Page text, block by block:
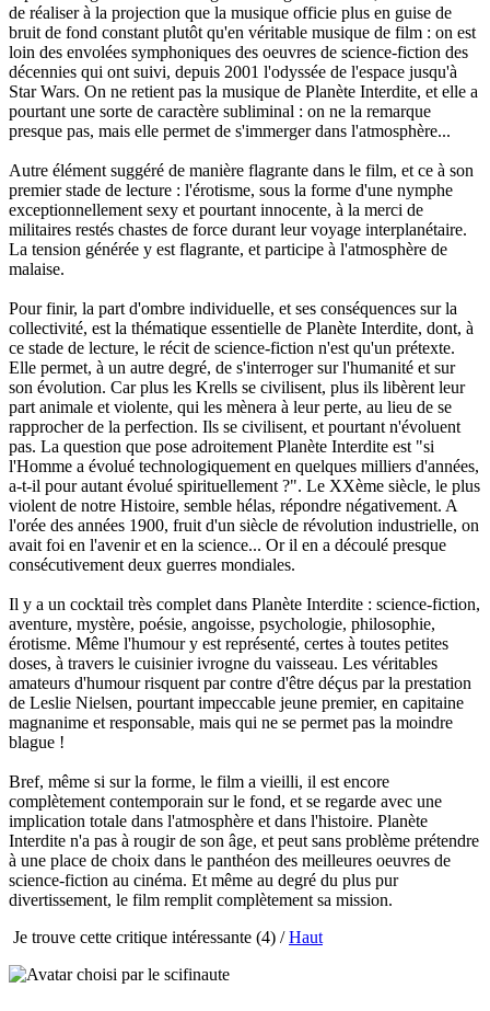
de réaliser à la projection que la musique officie plus en guise de
bruit de fond constant plutôt qu'en véritable musique de film : on est
loin des envolées symphoniques des oeuvres de science-fiction des
décennies qui ont suivi, depuis 2001 l'odyssée de l'espace jusqu'à
Star Wars. On ne retient pas la musique de Planète Interdite, et elle a
pourtant une sorte de caractère subliminal : on ne la remarque
presque pas, mais elle permet de s'immerger dans l'atmosphère...
Autre élément suggéré de manière flagrante dans le film, et ce à son
premier stade de lecture : l'érotisme, sous la forme d'une nymphe
exceptionnellement sexy et pourtant innocente, à la merci de
militaires restés chastes de force durant leur voyage interplanétaire.
La tension générée y est flagrante, et participe à l'atmosphère de
malaise.
Pour finir, la part d'ombre individuelle, et ses conséquences sur la
collectivité, est la thématique essentielle de Planète Interdite, dont, à
ce stade de lecture, le récit de science-fiction n'est qu'un prétexte.
Elle permet, à un autre degré, de s'interroger sur l'humanité et sur
son évolution. Car plus les Krells se civilisent, plus ils libèrent leur
part animale et violente, qui les mènera à leur perte, au lieu de se
rapprocher de la perfection. Ils se civilisent, et pourtant n'évoluent
pas. La question que pose adroitement Planète Interdite est "si
l'Homme a évolué technologiquement en quelques milliers d'années,
a-t-il pour autant évolué spirituellement ?". Le XXème siècle, le plus
violent de notre Histoire, semble hélas, répondre négativement. A
l'orée des années 1900, fruit d'un siècle de révolution industrielle, on
avait foi en l'avenir et en la science... Or il en a découlé presque
consécutivement deux guerres mondiales.
Il y a un cocktail très complet dans Planète Interdite : science-fiction,
aventure, mystère, poésie, angoisse, psychologie, philosophie,
érotisme. Même l'humour y est représenté, certes à toutes petites
doses, à travers le cuisinier ivrogne du vaisseau. Les véritables
amateurs d'humour risquent par contre d'être déçus par la prestation
de Leslie Nielsen, pourtant impeccable jeune premier, en capitaine
magnanime et responsable, mais qui ne se permet pas la moindre
blague !
Bref, même si sur la forme, le film a vieilli, il est encore
complètement contemporain sur le fond, et se regarde avec une
implication totale dans l'atmosphère et dans l'histoire. Planète
Interdite n'a pas à rougir de son âge, et peut sans problème prétendre
à une place de choix dans le panthéon des meilleures oeuvres de
science-fiction au cinéma. Et même au degré du plus pur
divertissement, le film remplit complètement sa mission.
Je trouve cette critique intéressante (4) /Haut